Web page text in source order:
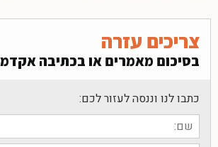
צריכים עזרה
בסיכום מאמרים או בכתיבה
כתבו לנו וננסה לעזור לכם: